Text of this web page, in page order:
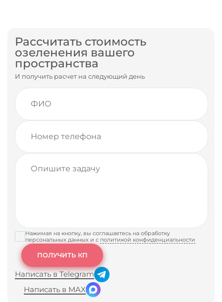
Рассчитать стоимость
озеленения вашего
пространства
И получить расчет на следующий день
Нажимая на кнопку, вы соглашаетесь на обработку
персональных данных и с политикой конфиденциальности
Написать в Telegram
Написать в MAX